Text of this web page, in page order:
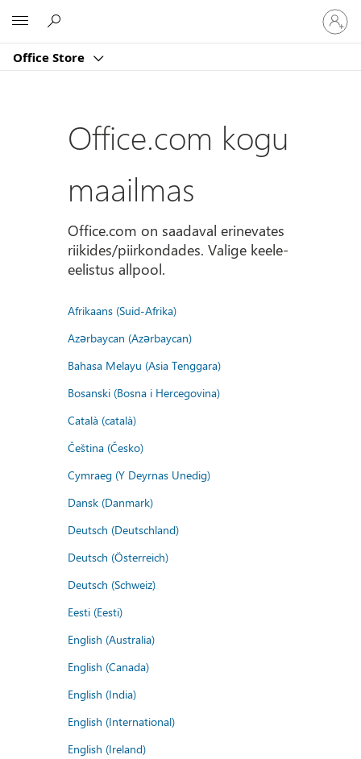
Office Store
Logige
sisse
oma
Office.com kogu
maailmas
Office.com on saadaval erinevates
riikides/piirkondades. Valige keele-
eelistus allpool.
Afrikaans (Suid-Afrika)
Azərbaycan (Azərbaycan)
Bahasa Melayu (Asia Tenggara)
Bosanski (Bosna i Hercegovina)
Català (català)
Čeština (Česko)
Cymraeg (Y Deyrnas Unedig)
Dansk (Danmark)
Deutsch (Deutschland)
Deutsch (Österreich)
Deutsch (Schweiz)
Eesti (Eesti)
English (Australia)
English (Canada)
English (India)
English (International)
English (Ireland)